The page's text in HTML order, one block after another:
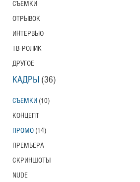
СЪЕМКИ
ОТРЫВОК
ИНТЕРВЬЮ
ТВ-РОЛИК
ДРУГОЕ
КАДРЫ (36)
СЪЕМКИ (10)
КОНЦЕПТ
ПРОМО (14)
ПРЕМЬЕРА
СКРИНШОТЫ
NUDE